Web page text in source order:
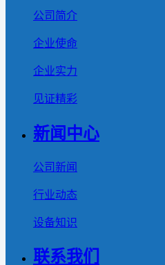
公司简介
企业使命
企业实力
见证精彩
新闻中心
公司新闻
行业动态
设备知识
联系我们